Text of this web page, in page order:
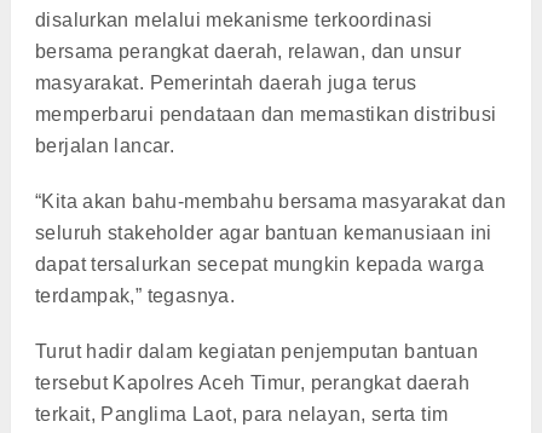
disalurkan melalui mekanisme terkoordinasi
bersama perangkat daerah, relawan, dan unsur
masyarakat. Pemerintah daerah juga terus
memperbarui pendataan dan memastikan distribusi
berjalan lancar.
“Kita akan bahu-membahu bersama masyarakat dan
seluruh stakeholder agar bantuan kemanusiaan ini
dapat tersalurkan secepat mungkin kepada warga
terdampak,” tegasnya.
Turut hadir dalam kegiatan penjemputan bantuan
tersebut Kapolres Aceh Timur, perangkat daerah
terkait, Panglima Laot, para nelayan, serta tim